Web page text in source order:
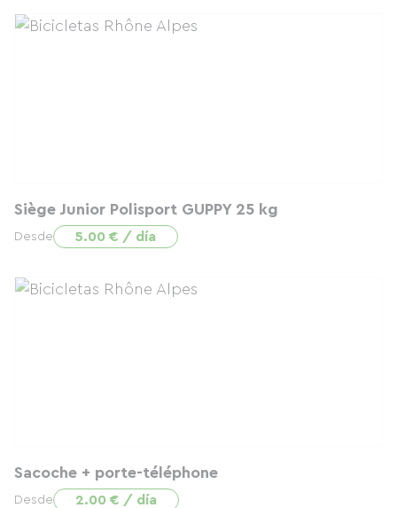
Siège Junior Polisport GUPPY 25 kg
Desde 5.00 € / día
Sacoche + porte-téléphone
Desde 2.00 € / día